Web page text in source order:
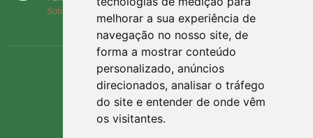
melhorar a sua experiência de
navegação no nosso site, de
forma a mostrar conteúdo
personalizado, anúncios
direcionados, analisar o tráfego
do site e entender de onde vêm
os visitantes.
Sobre nós